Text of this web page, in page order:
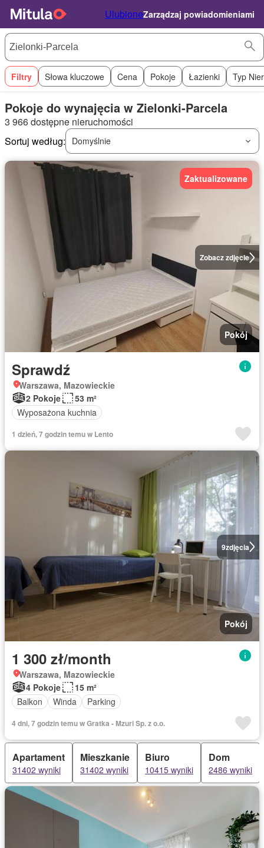
UlubioneZarządzaj powiadomieniami
Filtry Słowa kluczowe Cena Pokoje Łazienki Typ
Pokoje do wynajęcia w Zielonki-Parcela
3 966 dostępne nieruchomości
Sortuj według:
Domyślnie
Zobacz zdjęcie
Zaktualizowane
Pokój
Sprawdź
Warszawa, Mazowieckie
2 Pokoje
53 m²
Wyposażona kuchnia
1 dzień, 7 godzin temu w Lento
9zdjęcia
Pokój
1 300 zł/month
Warszawa, Mazowieckie
4 Pokoje
15 m²
Balkon
Winda Parking
4 dni, 7 godzin temu w Gratka - Mzuri Sp. z o.o.
Apartament
31402 wyniki
Mieszkanie
31402 wyniki
Biuro
10415 wyniki
Dom
2486 wyniki